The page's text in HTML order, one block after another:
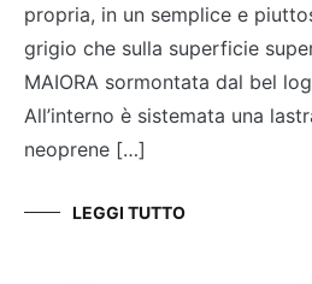
propria, in un semplice e
grigio che sulla superficie
MAIORA sormontata dal bel
All’interno è sistemata una
neoprene […]
LEGGI TUTTO